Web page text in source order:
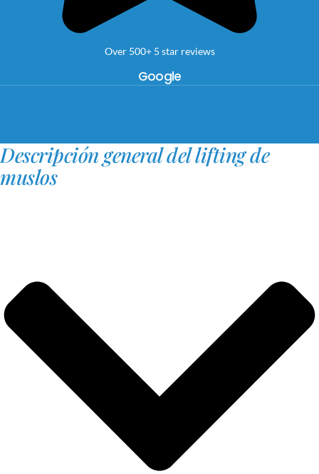
Over 500+ 5 star reviews
Google
Descripción general del lifting de
muslos